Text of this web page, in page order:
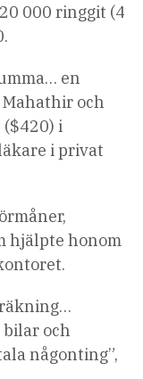
000 ringgit (4
en
Mahathir och
i
i privat
hjälpte honom
och
någonting”,